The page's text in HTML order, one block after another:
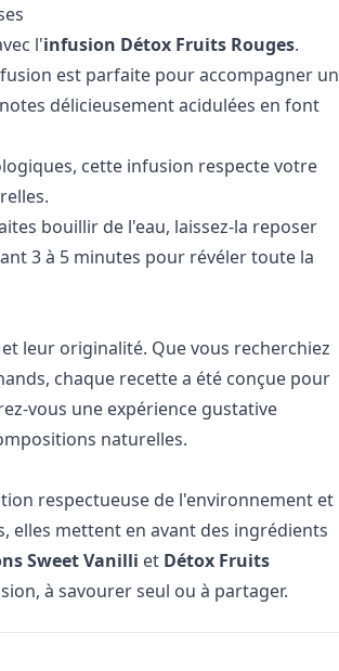
l'infusion Détox Fruits Rouges.
est parfaite pour accompagner un
délicieusement acidulées en font
cette infusion respecte votre
bouillir de l'eau, laissez-la reposer
3 à 5 minutes pour révéler toute la
leur originalité. Que vous recherchiez
chaque recette a été conçue pour
vous une expérience gustative
naturelles.
respectueuse de l'environnement et
elles mettent en avant des ingrédients
Sweet Vanilli et Détox Fruits
à savourer seul ou à partager.